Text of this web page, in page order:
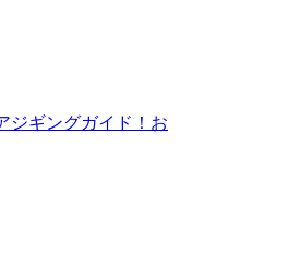
ジギングガイド！お